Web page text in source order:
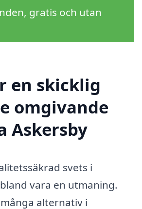
gratis och utan
en skicklig
omgivande
Askersby
svets i
vara en utmaning.
alternativ i